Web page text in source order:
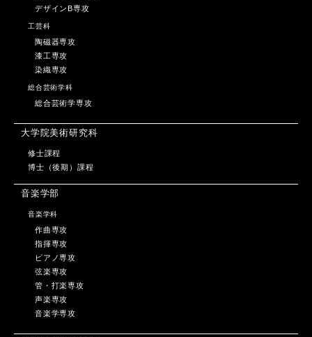
デザインB専攻
工芸科
陶磁器専攻
漆工専攻
染織専攻
総合芸術学科
総合芸術学専攻
大学院美術研究科
修士課程
博士（後期）課程
音楽学部
音楽学科
作曲専攻
指揮専攻
ピアノ専攻
弦楽専攻
管・打楽専攻
声楽専攻
音楽学専攻